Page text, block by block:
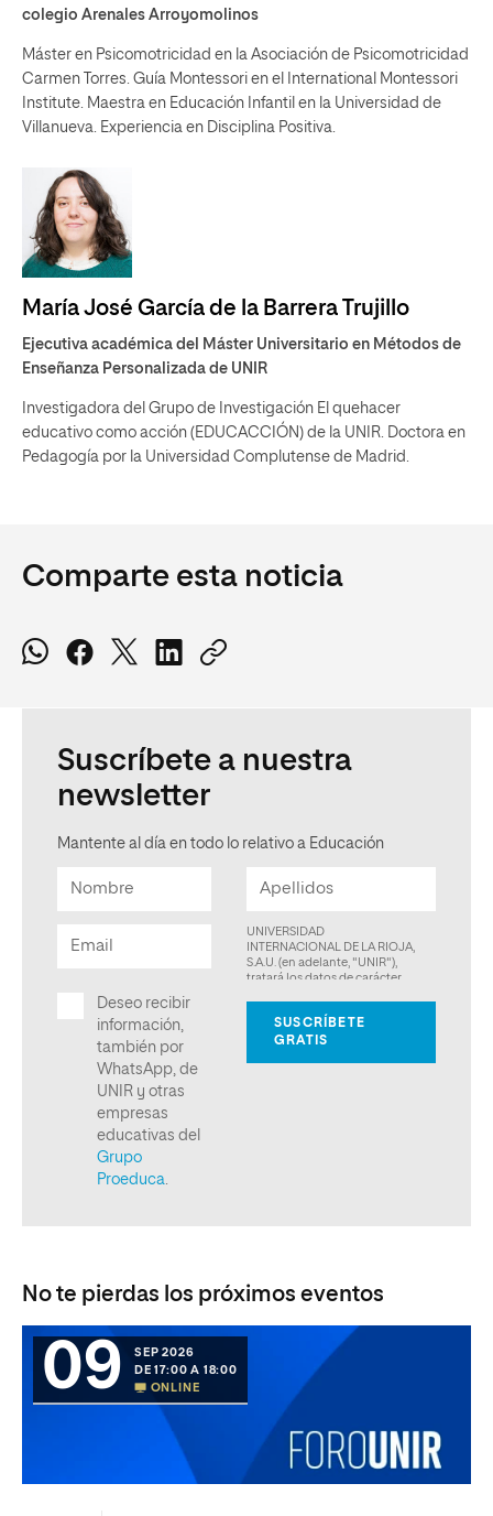
colegio Arenales Arroyomolinos
Máster en Psicomotricidad en la Asociación de Psicomotricidad
Carmen Torres. Guía Montessori en el International Montessori
Institute. Maestra en Educación Infantil en la Universidad de
Villanueva. Experiencia en Disciplina Positiva.
María José García de la Barrera Trujillo
Ejecutiva académica del Máster Universitario en Métodos de
Enseñanza Personalizada de UNIR
Investigadora del Grupo de Investigación El quehacer
educativo como acción (EDUCACCIÓN) de la UNIR. Doctora en
Pedagogía por la Universidad Complutense de Madrid.
Comparte esta noticia
Suscríbete a nuestra
newsletter
Mantente al día en todo lo relativo a Educación
No te pierdas los próximos eventos
09
SEP 2026
DE 17:00 A 18:00
ONLINE